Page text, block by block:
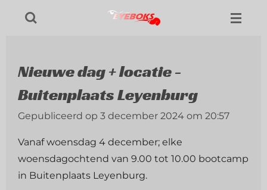
hoofdinhoud
Nieuwe dag + locatie -
Buitenplaats Leyenburg
Gepubliceerd op 3 december 2024 om 20:57
Vanaf woensdag 4 december; elke
woensdagochtend van 9.00 tot 10.00 bootcamp
in Buitenplaats Leyenburg.